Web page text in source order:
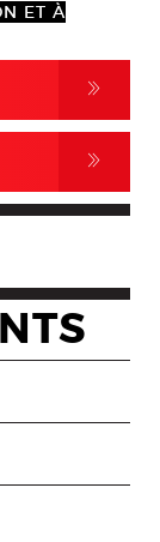
ET À
,
,